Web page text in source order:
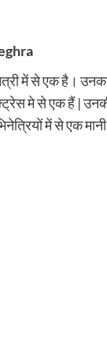
में से एक है।
मे से एक हैं |
में से एक